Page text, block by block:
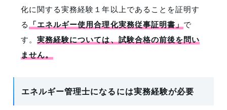
化に関する実務経験１年以上であることを証明す
る「エネルギー使用合理化実務従事証明書」で
す。実務経験については、試験合格の前後を問い
ません。
エネルギー管理士になるには実務経験が必要